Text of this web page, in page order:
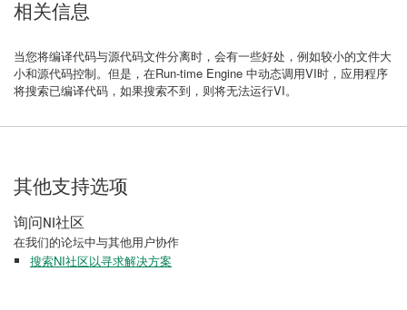
相关信息
当您将编译代码与源代码文件分离时，会有一些好处，例如较小的文件大
小和源代码控制。但是，在Run-time Engine 中动态调用VI时，应用程序
将搜索已编译代码，如果搜索不到，则将无法运行VI。
其他支持选项
询问NI社区
在我们的论坛中与其他用户协作
搜索NI社区以寻求解决方案